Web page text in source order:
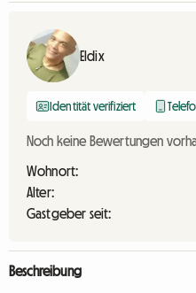
Eldix
Identität verifiziert
Noch keine Bewertungen
Wohnort:
Alter:
Gastgeber seit:
Beschreibung